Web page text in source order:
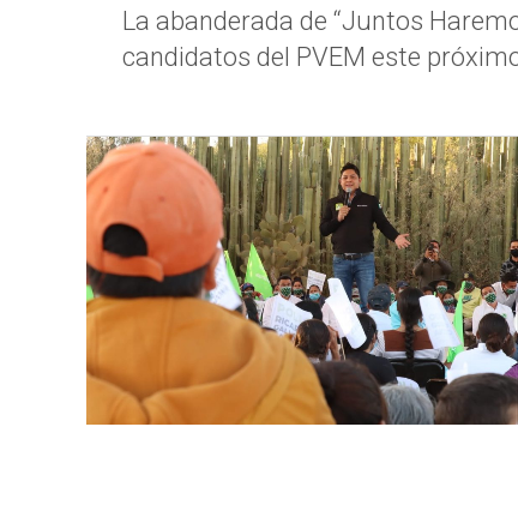
La abanderada de “Juntos
candidatos del PVEM este